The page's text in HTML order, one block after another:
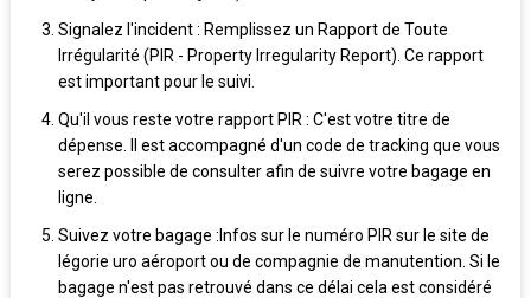
Signalez l'incident : Remplissez un Rapport de Toute
Irrégularité (PIR - Property Irregularity Report). Ce rapport
est important pour le suivi.
Qu'il vous reste votre rapport PIR : C'est votre titre de
dépense. Il est accompagné d'un code de tracking que vous
serez possible de consulter afin de suivre votre bagage en
ligne.
Suivez votre bagage :Infos sur le numéro PIR sur le site de
légorie uro aéroport ou de compagnie de manutention. Si le
bagage n'est pas retrouvé dans ce délai cela est considéré